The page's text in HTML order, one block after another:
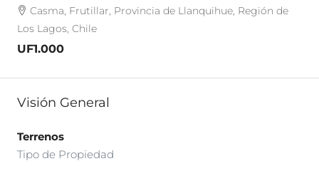
Casma, Frutillar, Provincia de Llanquihue, Región de
Los Lagos, Chile
UF1.000
Visión General
Terrenos
Tipo de Propiedad